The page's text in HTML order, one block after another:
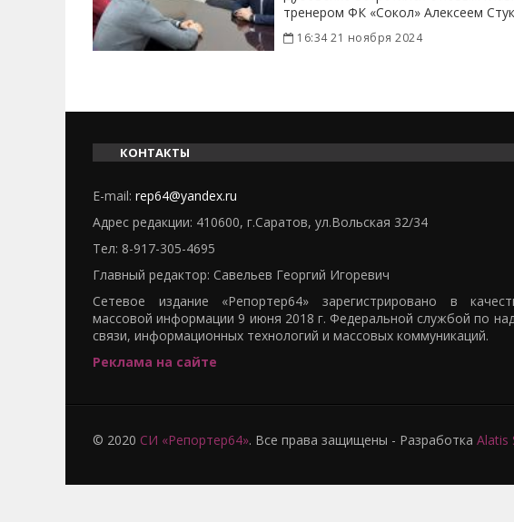
тренером ФК «Сокол» Алексеем
16:34 21 ноября 2024
КОНТАКТЫ
E-mail: rep64@yandex.ru
Адрес редакции: 410600, г.Саратов, ул.Вольская 32/34
Тел: 8-917-305-4695
Главный редактор: Савельев Георгий Игоревич
Сетевое издание «Репортер64» зарегистрировано в
массовой информации 9 июня 2018 г. Федеральной службой по
связи, информационных технологий и массовых коммуникаций.
Реклама на сайте
© 2020 СИ «Репортер64». Все права защищены - Разработка Alatis